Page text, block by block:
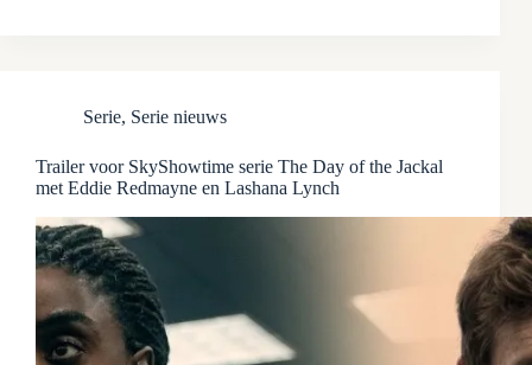
Serie, Serie nieuws
Trailer voor SkyShowtime serie The Day of the Jackal
met Eddie Redmayne en Lashana Lynch